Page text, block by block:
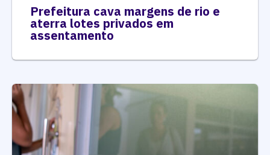
Prefeitura cava margens de rio e
aterra lotes privados em
assentamento